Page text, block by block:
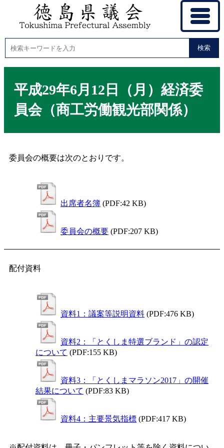
検索
平成29年6月12日（月）経済委
員会（商工労働観光部関係）
委員会の概要は次のとおりです。
出席者名簿 (PDF:42 KB)
委員会の概要 (PDF:207 KB)
配付資料
資料1：議案等説明資料 (PDF:476 KB)
資料2：「とくしま特選ブランド」の認定
について (PDF:155 KB)
資料3：「とくしまマラソン2017」の開催
結果について (PDF:83 KB)
資料4：主要景気指標 (PDF:417 KB)